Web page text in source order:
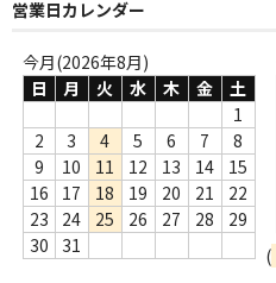
Webのみ no.1
Webのみ no.2
Webのみ no.3
Webのみ no.4
売り切れ
Help
営業日カレンダー
今月(2026年8月)
日
月 火 水 木 金
土
1
2
3 4 5 6 7
8
9
10 11 12 13 14
15
16
17 18 19 20 21
22
23
24 25 26 27 28
29
30
31
(